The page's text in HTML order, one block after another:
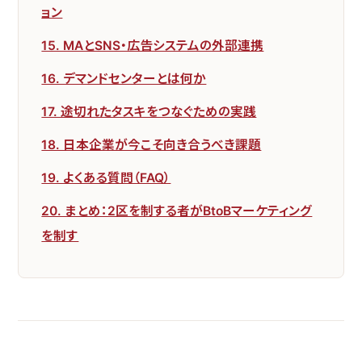
ョン
15. MAとSNS・広告システムの外部連携
16. デマンドセンターとは何か
17. 途切れたタスキをつなぐための実践
18. 日本企業が今こそ向き合うべき課題
19. よくある質問（FAQ）
20. まとめ：2区を制する者がBtoBマーケティング
を制す